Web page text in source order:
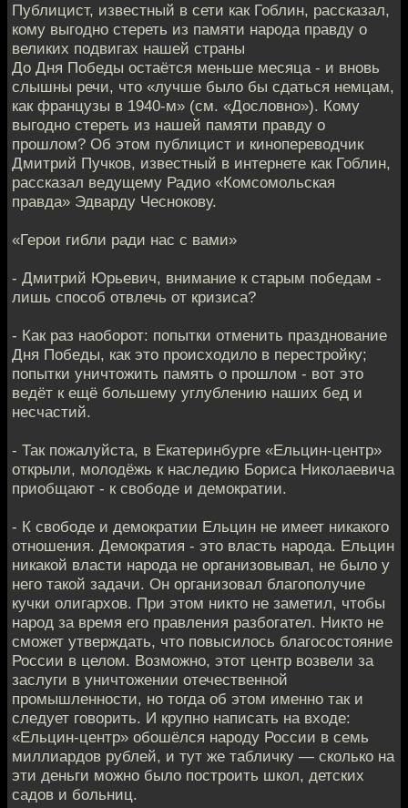
Публицист, известный в сети как Гоблин, рассказал,
кому выгодно стереть из памяти народа правду о
великих подвигах нашей страны
До Дня Победы остаётся меньше месяца - и вновь
слышны речи, что «лучше было бы сдаться немцам,
как французы в 1940-м» (см. «Дословно»). Кому
выгодно стереть из нашей памяти правду о
прошлом? Об этом публицист и кинопереводчик
Дмитрий Пучков, известный в интернете как Гоблин,
рассказал ведущему Радио «Комсомольская
правда» Эдварду Чеснокову.
«Герои гибли ради нас с вами»
- Дмитрий Юрьевич, внимание к старым победам -
лишь способ отвлечь от кризиса?
- Как раз наоборот: попытки отменить празднование
Дня Победы, как это происходило в перестройку;
попытки уничтожить память о прошлом - вот это
ведёт к ещё большему углублению наших бед и
несчастий.
- Так пожалуйста, в Екатеринбурге «Ельцин-центр»
открыли, молодёжь к наследию Бориса Николаевича
приобщают - к свободе и демократии.
- К свободе и демократии Ельцин не имеет никакого
отношения. Демократия - это власть народа. Ельцин
никакой власти народа не организовывал, не было у
него такой задачи. Он организовал благополучие
кучки олигархов. При этом никто не заметил, чтобы
народ за время его правления разбогател. Никто не
сможет утверждать, что повысилось благосостояние
России в целом. Возможно, этот центр возвели за
заслуги в уничтожении отечественной
промышленности, но тогда об этом именно так и
следует говорить. И крупно написать на входе:
«Ельцин-центр» обошёлся народу России в семь
миллиардов рублей, и тут же табличку — сколько на
эти деньги можно было построить школ, детских
садов и больниц.